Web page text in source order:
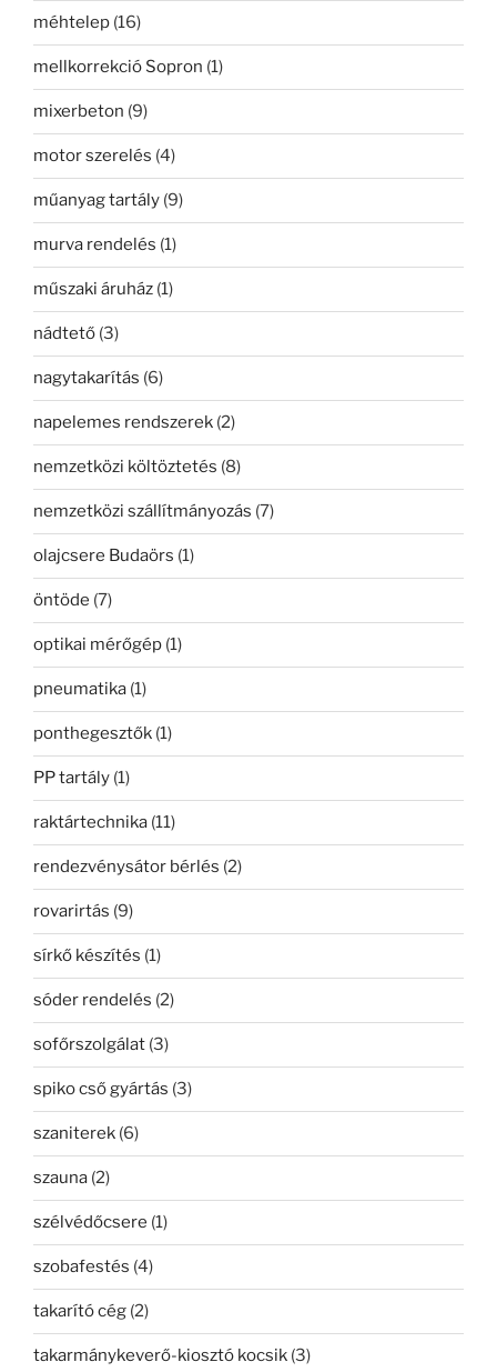
méhtelep (16)
mellkorrekció Sopron (1)
mixerbeton (9)
motor szerelés (4)
műanyag tartály (9)
murva rendelés (1)
műszaki áruház (1)
nádtető (3)
nagytakarítás (6)
napelemes rendszerek (2)
nemzetközi költöztetés (8)
nemzetközi szállítmányozás (7)
olajcsere Budaörs (1)
öntöde (7)
optikai mérőgép (1)
pneumatika (1)
ponthegesztők (1)
PP tartály (1)
raktártechnika (11)
rendezvénysátor bérlés (2)
rovarirtás (9)
sírkő készítés (1)
sóder rendelés (2)
sofőrszolgálat (3)
spiko cső gyártás (3)
szaniterek (6)
szauna (2)
szélvédőcsere (1)
szobafestés (4)
takarító cég (2)
takarmánykeverő-kiosztó kocsik (3)